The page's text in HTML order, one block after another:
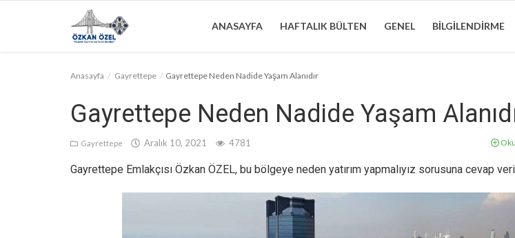
ANASAYFA HAFTALIK BÜLTEN GENEL BILGILENDIRME
Anasayfa Gayrettepe Gayrettepe Neden Nadide Yaşam Alanıdır
Gayrettepe Neden Nadide Yaşam
Gayrettepe Aralık 10, 2021 4781
Gayrettepe Emlakçısı Özkan ÖZEL, bu bölgeye neden yatırım yapmalıyız sorusuna cevap